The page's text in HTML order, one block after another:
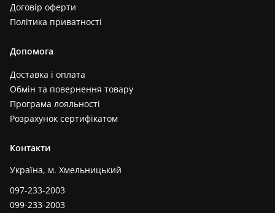
Договір оферти
Політика приватності
Допомога
Доставка і оплата
Обмін та повернення товару
Програма лояльності
Розрахунок сертифікатом
Контакти
Україна, м. Хмельницький
097-233-2003
099-233-2003